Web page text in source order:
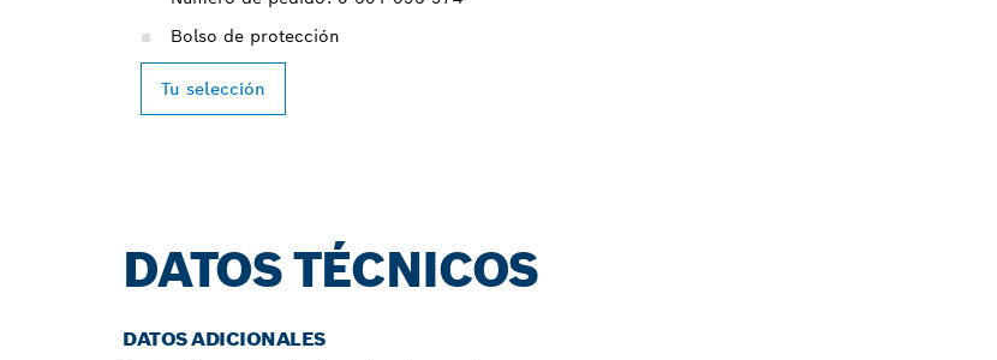
Bolso de protección
Tu selección
DATOS TÉCNICOS
DATOS ADICIONALES